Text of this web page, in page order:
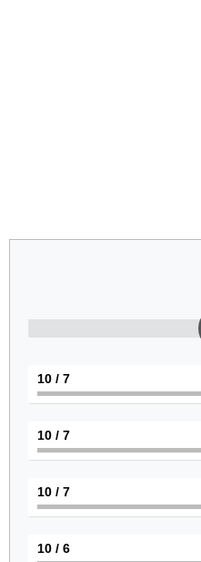
7
/ 10
7
/ 10
7
/ 10
6
/ 10